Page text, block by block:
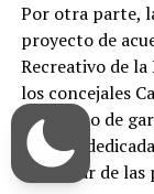
Por otra parte,
proyecto de
Recreativo de
los concejales
propósito de
jornada
bienestar de